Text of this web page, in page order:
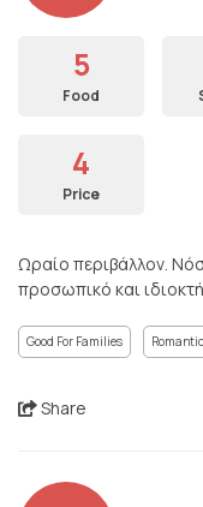
5
Food
4
Price
Ωραίο περιβάλλον.
προσωπικό και
Good For Families
Share